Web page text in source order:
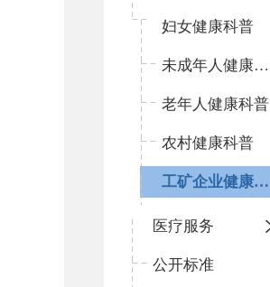
妇女健康科普
未成年人健康科普
老年人健康科普
农村健康科普
工矿企业健康科普
医疗服务
公开标准